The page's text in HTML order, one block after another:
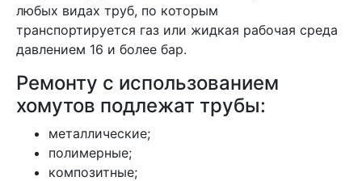
любых видах труб, по которым
транспортируется газ или жидкая рабочая среда
давлением 16 и более бар.
Ремонту с использованием
хомутов подлежат трубы:
металлические;
полимерные;
композитные;